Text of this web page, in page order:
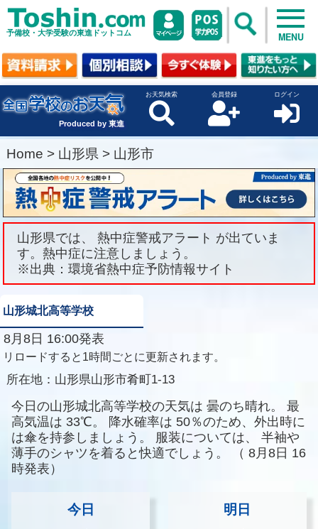
予備校・大学受験の東進ドットコム MENU
Produced by 東進
お天気検索 会員登録 ログイン
Home > 山形県 > 山形市
山形県では、 熱中症警戒アラート が出ていま
す。熱中症に注意しましょう。
※出典：環境省熱中症予防情報サイト
山形城北高等学校
8月8日 16:00発表
リロードすると1時間ごとに更新されます。
所在地： 山形県山形市肴町1-13
今日の山形城北高等学校の天気は 曇のち晴れ。
最
高気温は 33℃。 降水確率は 50％のため、外出時に
は傘を持参しましょう。
服装については、
半袖や
薄手のシャツを着ると快適でしょう。
（ 8月8日 16
時発表）
今日 明日